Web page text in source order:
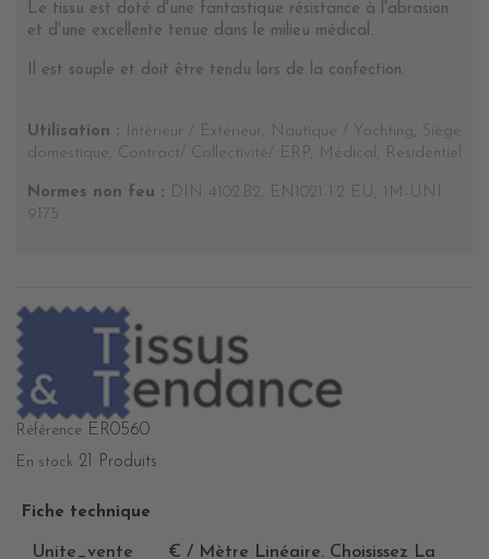
Le tissu est doté d'une fantastique résistance à l'abrasion
et d'une excellente tenue dans le milieu médical.
Il est souple et doit être tendu lors de la confection.
Utilisation : Intérieur / Extérieur, Nautique / Yachting, Siège
domestique, Contract/ Collectivité/ ERP, Médical, Residentiel
Normes non feu : DIN 4102.B2, EN1021-1.2 EU, 1M-UNI
9175
Référence ER0560
En stock 21 Produits
Fiche technique
Unite_vente
€ / Mètre Linéaire. Choisissez La